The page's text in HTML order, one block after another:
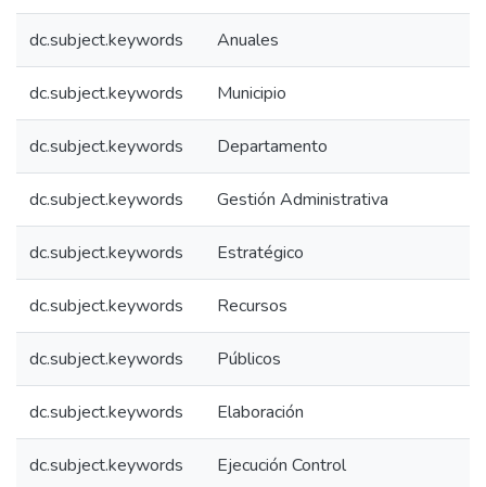
dc.subject.keywords Anuales
dc.subject.keywords Municipio
dc.subject.keywords Departamento
dc.subject.keywords Gestión Administrativa
dc.subject.keywords Estratégico
dc.subject.keywords Recursos
dc.subject.keywords Públicos
dc.subject.keywords Elaboración
dc.subject.keywords Ejecución Control